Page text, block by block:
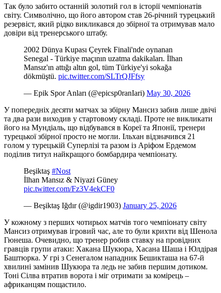
Так було забито останній золотий гол в історії чемпіонатів
світу. Символічно, що його автором став 26-річний турецький
резервіст, який рідко викликався до збірної та отримував мало
довіри від тренерського штабу.
2002 Dünya Kupası Çeyrek Finali'nde oynanan
Senegal - Türkiye maçının uzatma dakikaları. İlhan
Mansız'ın attığı altın gol, tüm Türkiye'yi sokağa
dökmüştü. pic.twitter.com/SLTrQJFfsy
— Epik Spor Anları (@epicsp0ranIari) May 30, 2026
У попередніх десяти матчах за збірну Мансиз забив лише двічі
та два рази виходив у стартовому складі. Проте не викликати
його на Мундіаль, що відбувався в Кореї та Японії, тренери
турецької збірної просто не могли. Ільхан відзначився 21
голом у турецькій Суперлізі та разом із Аріфом Ердемом
поділив титул найкращого бомбардира чемпіонату.
Beşiktaş #Nost
İlhan Mansız & Niyazi Güney
pic.twitter.com/Fz3V4ekCF0
— Beşiktaş Iğdır (@igdir1903) January 25, 2026
У кожному з перших чотирьох матчів того чемпіонату світу
Мансиз отримував ігровий час, але то були крихти від Шенола
Гюнеша. Очевидно, що тренер робив ставку на провідних
гравців групи атаки: Хакана Шукюра, Хасана Шаша і Юлдірая
Баштюрка. У грі з Сенегалом нападник Бешикташа на 67-й
хвилині замінив Шукюра та ледь не забив першим дотиком.
Тоні Сілва втратив ворота і міг отримати за комірець –
африканцям пощастило.